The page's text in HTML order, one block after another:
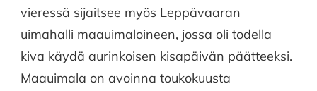
vieressä sijaitsee myös Leppävaaran
uimahalli maauimaloineen, jossa oli todella
kiva käydä aurinkoisen kisapäivän päätteeksi.
Maauimala on avoinna toukokuusta